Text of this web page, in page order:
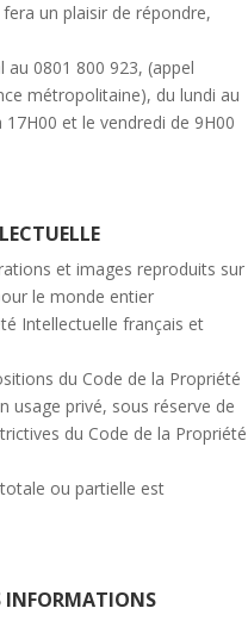
un plaisir de répondre,
0801 800 923, (appel
métropolitaine), du lundi au
et le vendredi de 9H00
et images reproduits sur
le monde entier
Intellectuelle français et
du Code de la Propriété
usage privé, sous réserve de
du Code de la Propriété
ou partielle est
INFORMATIONS